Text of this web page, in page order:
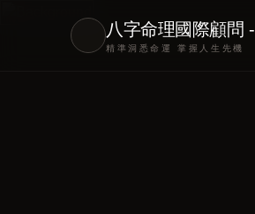
八字命理國際顧問
精準洞悉命運 掌握人生先機